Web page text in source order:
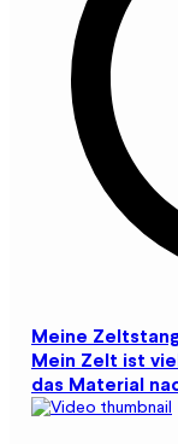
Meine
Mein Zelt ist
das Material